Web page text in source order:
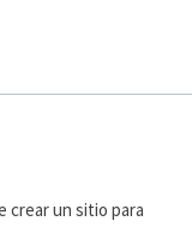
crear un sitio para